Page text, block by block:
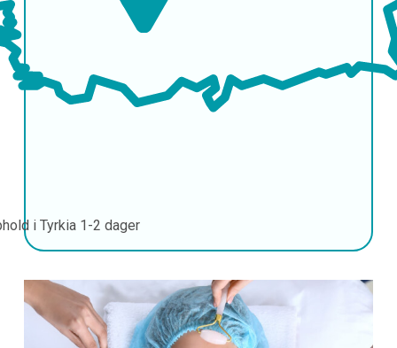
i Tyrkia 1-2 dager